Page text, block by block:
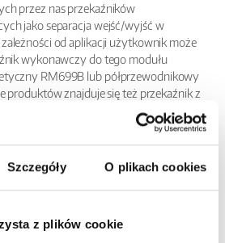
Szczegóły O plikach cookies
z plików cookie
przez nas przekaźników
jako separacja wejść/wyjść w
od aplikacji użytkownik może
wykonawczy do tego modułu
RM699B lub półprzewodnikowy
produktów znajduje się też przekaźnik z
do długich linii
tylko 6,2 mm powodują, że jest
w szafach element.